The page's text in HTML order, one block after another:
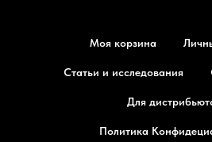
Моя корзина
Статьи и исследования
Для
Политика